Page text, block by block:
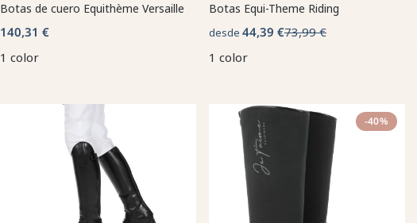
Botas de cuero Equithème Versaille
140,31 €
1 color
Botas Equi-Theme Riding
desde 44,39 €73,99 €
1 color
-40%